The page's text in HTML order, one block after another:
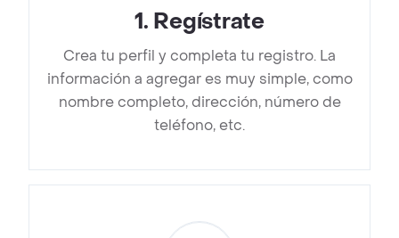
1. Regístrate
Crea tu perfil y completa tu registro. La
información a agregar es muy simple, como
nombre completo, dirección, número de
teléfono, etc.